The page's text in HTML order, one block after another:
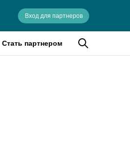
Вход для партнеров
Стать партнером